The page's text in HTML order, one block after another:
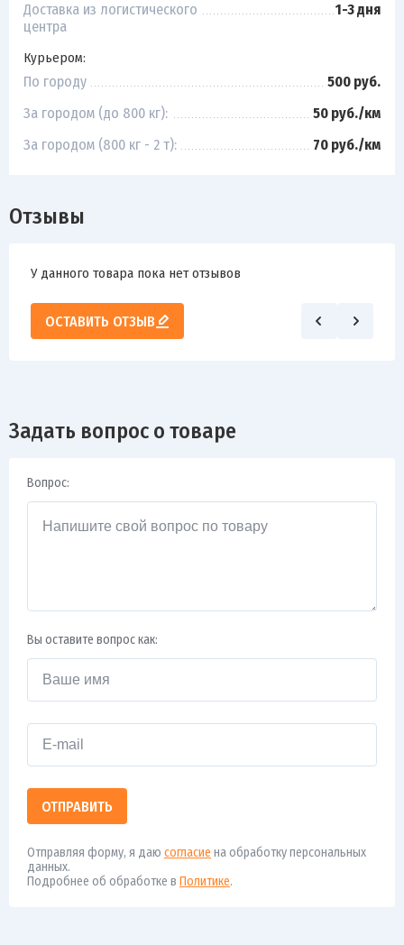
Доставка из логистического
центра
1-3 дня
Курьером:
По городу
500 руб.
За городом (до 800 кг):
50 руб./км
За городом (800 кг - 2 т):
70 руб./км
Отзывы
У данного товара пока нет отзывов
ОСТАВИТЬ ОТЗЫВ
Задать вопрос о товаре
Вопрос:
Вы оставите вопрос как:
ОТПРАВИТЬ
Отправляя форму, я даю согласие на обработку персональных
данных.
Подробнее об обработке в Политике.